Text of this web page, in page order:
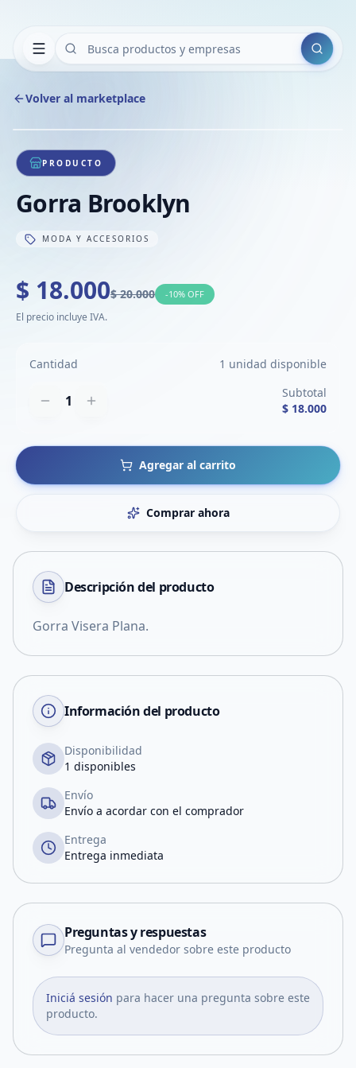
Buscar
Volver al marketplace
1/1
PRODUCTO
Gorra Brooklyn
MODA Y ACCESORIOS
$ 18.000$ 20.000 -10% OFF
El precio incluye IVA.
Cantidad 1 unidad disponible
1
Subtotal
$ 18.000
Agregar al carrito
Comprar ahora
Descripción del producto
Gorra Visera Plana.
Información del producto
Disponibilidad
1 disponibles
Envío
Envío a acordar con el comprador
Entrega
Entrega inmediata
Preguntas y respuestas
Pregunta al vendedor sobre este producto
Iniciá sesión para hacer una pregunta sobre este
producto.